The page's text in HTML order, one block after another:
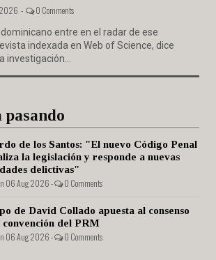
- 0 Comments
entre en el radar de ese
indexada en Web of Science, dice
investigación...
pasando
de los Santos: "El nuevo Código Penal
la legislación y responde a nuevas
delictivas"
06 Aug 2026 - 0 Comments
de David Collado apuesta al consenso
convención del PRM
06 Aug 2026 - 0 Comments